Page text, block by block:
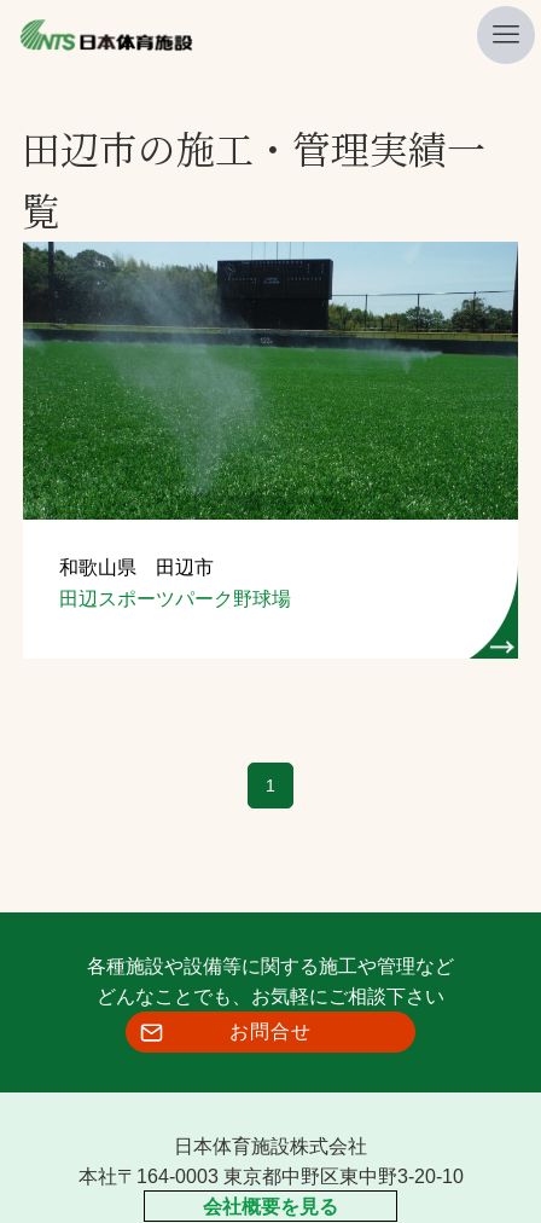
ニュース
プレスリリース
レポート
製品・サービス一覧
施工・管理実績一覧
会社概要
採用情報
検索
お問合せ
文字の見えづらさや操作にお困りの方へ
田辺市の施工・管理実績一
覧
和歌山県 田辺市
田辺スポーツパーク野球場
1
各種施設や設備等に関する施工や管理など
どんなことでも、お気軽にご相談下さい
お問合せ
日本体育施設株式会社
本社〒164-0003 東京都中野区東中野3-20-10
会社概要を見る